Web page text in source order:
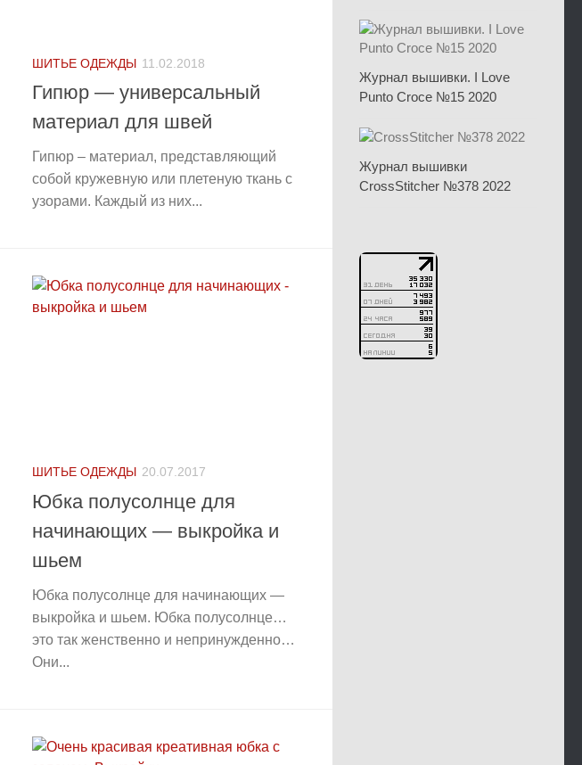
ШИТЬЕ ОДЕЖДЫ 11.02.2018
Гипюр — универсальный
материал для швей
Гипюр – материал, представляющий
собой кружевную или плетеную ткань с
узорами. Каждый из них...
ШИТЬЕ ОДЕЖДЫ 20.07.2017
Юбка полусолнце для
начинающих — выкройка и
шьем
Юбка полусолнце для начинающих —
выкройка и шьем. Юбка полусолнце…
это так женственно и непринужденно…
Они...
Журнал вышивки. I Love
Punto Croce №15 2020
Журнал вышивки
CrossStitcher №378 2022